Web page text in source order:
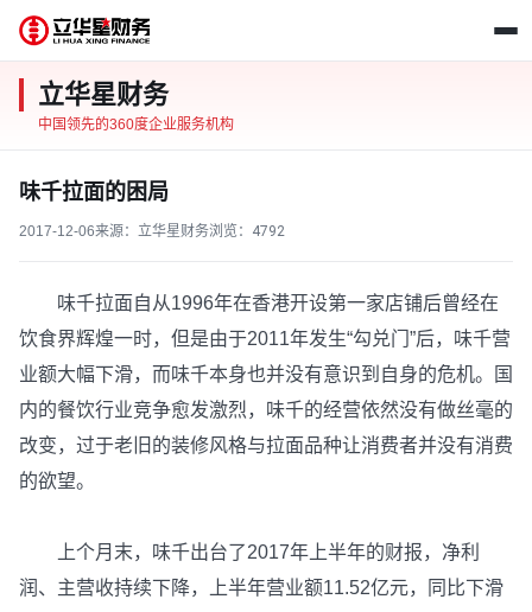
立华星财务
中国领先的360度企业服务机构
味千拉面的困局
2017-12-06来源：立华星财务浏览： 4792
味千拉面自从1996年在香港开设第一家店铺后曾经在
饮食界辉煌一时，但是由于2011年发生“勾兑门”后，味千营
业额大幅下滑，而味千本身也并没有意识到自身的危机。国
内的餐饮行业竞争愈发激烈，味千的经营依然没有做丝毫的
改变，过于老旧的装修风格与拉面品种让消费者并没有消费
的欲望。
上个月末，味千出台了2017年上半年的财报，净利
润、主营收持续下降，上半年营业额11.52亿元，同比下滑